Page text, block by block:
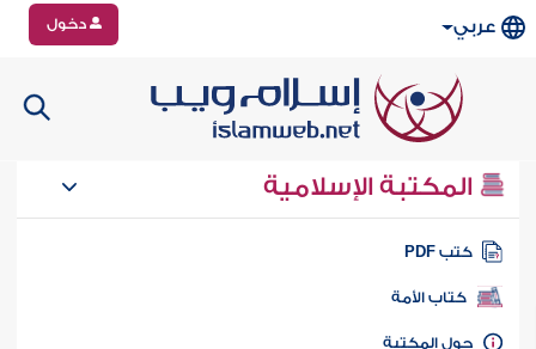
عربي دخول
المكتبة الإسلامية
كتب PDF
كتاب الأمة